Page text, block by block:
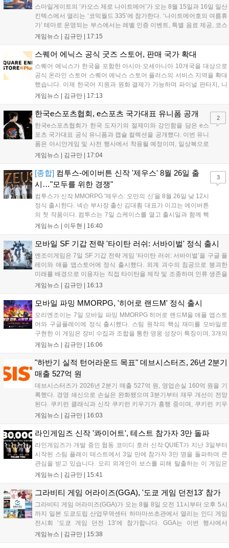
스마일게이트의 ‘카오스 제로 나이트메어’가 오는 8월 15일과 16일 일산
킨텍스에서 열리는 ‘코믹월드 335’에 참가한다. ‘나이트메어호의 여름휴
가’ 테마로 운영되는 부스에서는 레벨 인증 이벤트, 특별 음료 제공, 코스
프레 모델 포토존 등 다채로운 행사가 진행된다. 유명 코스어 7인이 캐릭
세한 정보는 공식 커뮤니티에서 확인 가능하다....
게임뉴스 | 김규만 17:15
스퀘어 에닉스 공식 굿즈 스토어, 판매 국가 확대
스퀘어 에닉스가 한국을 포함한 아시아·오세아니아 10개국을 대상으로
공식 온라인 스토어 스퀘어 에닉스 스토어 플러스의 서비스 지역을 확대
했습니다. 이제 한국어 지원과 원화 결제가 가능하며 파이널 판타지, 니
어 등 주요 게임의 피규어, 굿즈를 구매할 수 있습니다. 신상품이 순차적
용 가능합니다....
게임뉴스 | 김규만 17:13
한국e스포츠협회, e스포츠 국가대표 유니폼 공개
한국e스포츠협회가 한국 도자기의 절제미와 강인함을 담은 e스
포츠 국가대표 공식 유니폼과 캡슐 컬렉션을 공개했다. 이번 유니
폼은 아시안게임 및 사전 행사에서 착용될 예정이며, 일상복으로
구성된 컬렉션은 오는 8월 28일부터 골스튜디오 공식 홈페이지
서는 대회 규정에 따라 별도의 유니폼을 착용할 계획이다....
게임뉴스 | 김규만 17:04
2
[종합] 컴투스-에이버튼 신작 '제우스' 8월 26일 출
시…"모두를 위한 경쟁"
컴투스가 신작 MMORPG '제우스: 오만의 신'을 8월 26일 낮 12시
정식 출시한다. 넥슨 부사장 출신 김대훤 대표가 이끄는 에이버튼
의 첫 작품이다. 컴투스는 7일 쇼케이스를 열고 출시일과 함께 핵
심 콘텐츠, 유료화 정책, 운영 방향을 공개했다. 캐릭터명 선점은
의 오만으로 균열이...
게임뉴스 | 이두현 16:40
3
모바일 SF 기갑 전략 '타이탄 러쉬: 서바이벌' 정식 출시
엔조이게임은 7일 SF 기갑 전략 게임 ‘타이탄 러쉬: 서바이벌’을 구글 플
레이와 애플 앱스토어에 정식 출시했다. 외계 괴수의 침공으로 붕괴한
미래를 배경으로 이용자는 직접 타이탄을 제작 및 조종하며 인류 생존을
위한 전투를 펼친다. 지휘관 모집, 피난처 운영, 연맹 협동 콘텐츠가 특징
지원 보상을 제공한다. 상세 내용은 공식 커뮤니티에서 확인 가능하다....
게임뉴스 | 김규만 16:13
모바일 파밍 MMORPG, '히어로 랜드M' 정식 출시
오리엔조이는 7일 모바일 파밍 MMORPG 히어로 랜드M을 애플 앱스토
어와 구글플레이에 정식 출시했다. 스팀 원작의 핵심 재미를 모바일로
구현한 이 게임은 장비 수집과 조합을 통한 영웅 성장이 특징이며, 3개의
무기 스킬을 활용한 전략적 전투와 길드전 등 다양한 콘텐츠를 제공한
혜택을 지급하며, 상세 내용은 공식 라운지에서 확인할 수 있다. 이용자
는 게임 접속 및 주요 콘텐츠 플레이를 통해 성장을 지원받을 수 있다....
게임뉴스 | 김규만 16:06
"하반기 실적 턴어라운드 목표" 데브시스터즈, 26년 2분기
매출 527억 원
데브시스터즈가 2026년 2분기 매출 527억 원, 영업손실 160억 원을 기
록했다. 경영 쇄신으로 손실은 완화됐으며 3분기부터 재무 개선이 전망
된다. 쿠키런 클래식과 신작 쿠키런 키우기가 흥행 중이며, 쿠키런 키우
기는 13일 첫 업데이트를 시작으로 2주 간격의 콘텐츠를 제공한다. 또한
이다. 회사는 비용 효율화와 신작 흥행을 통해 하반기 실적 턴어라운드
를 이끌 방침이다....
게임뉴스 | 김규만 16:03
라인게임즈 신작 '콰이어트', 테스트 참가자 3만 돌파
라인게임즈가 개발 중인 협동 코미디 호러 신작 QUIET가 지난 3일부터
시작된 스팀 플레이 테스트에서 3일 만에 참가자 3만 명을 돌파하며 큰
관심을 받고 있습니다. 오리 외계인이 보스를 피해 탈출하는 이 게임은
최대 4인 협동을 지원하며, 소음 관리와 물리 법칙을 활용한 전략적 플레
을 개선 중이며, 상세 정보는 스팀 페이지에서 확인 가능합니다....
게임뉴스 | 김규만 15:41
그라비티 게임 어라이즈(GGA), '도쿄 게임 던전13' 참가
그라비티 게임 어라이즈(GGA)가 오는 8월 8일 오전 11시부터 오후 5시
까지 일본 도쿄도립 산업무역센터 하마마쓰초관에서 열리는 인디 게임
전시회 ‘도쿄 게임 던전 13’에 참가합니다. GGA는 이번 행사에서
‘JALECO ARCADE COLLECTION’ 시리즈의 미공개 작품 12종을 최초
게임뉴스 | 김규만 15:38